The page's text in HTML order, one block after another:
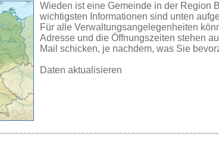
Wieden ist eine Gemeinde in der Region
wichtigsten Informationen sind unten
Für alle Verwaltungsangelegenheiten
Adresse und die Öffnungszeiten stehen
Mail schicken, je nachdem, was Sie
Daten aktualisieren